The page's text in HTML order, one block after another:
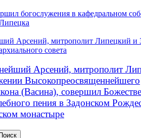
богослужения в кафедральном
Арсений, митрополит Липецкий и
совета
Арсений, митрополит
Высокопреосвященнейшего
(Васина), совершил
пения в Задонском
монастыре